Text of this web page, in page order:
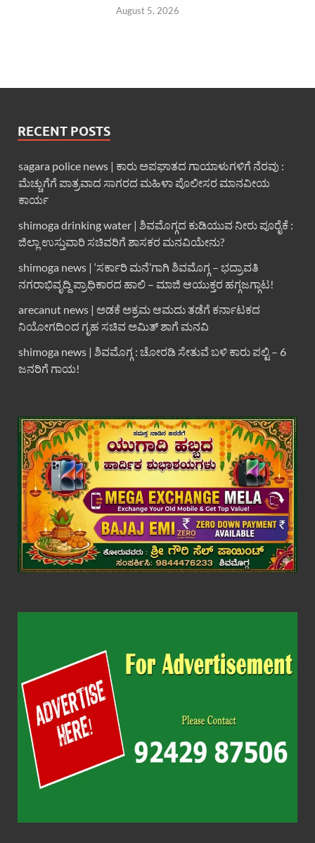
August 5, 2026
RECENT POSTS
sagara police news | ಕಾರು ಅಪಘಾತದ ಗಾಯಾಳುಗಳಿಗೆ ನೆರವು :
ಮೆಚ್ಚುಗೆಗೆ ಪಾತ್ರವಾದ ಸಾಗರದ ಮಹಿಳಾ ಪೊಲೀಸರ ಮಾನವೀಯ
ಕಾರ್ಯ
shimoga drinking water | ಶಿವಮೊಗ್ಗದ ಕುಡಿಯುವ ನೀರು ಪೂರೈಕೆ :
ಜಿಲ್ಲಾ ಉಸ್ತುವಾರಿ ಸಚಿವರಿಗೆ ಶಾಸಕರ ಮನವಿಯೇನು?
shimoga news | ‘ಸರ್ಕಾರಿ ಮನೆ’ಗಾಗಿ ಶಿವಮೊಗ್ಗ – ಭದ್ರಾವತಿ
ನಗರಾಭಿವೃದ್ದಿ ಪ್ರಾಧಿಕಾರದ ಹಾಲಿ – ಮಾಜಿ ಆಯುಕ್ತರ ಹಗ್ಗಜಗ್ಗಾಟ!
arecanut news | ಅಡಕೆ ಅಕ್ರಮ ಆಮದು ತಡೆಗೆ ಕರ್ನಾಟಕದ
ನಿಯೋಗದಿಂದ ಗೃಹ ಸಚಿವ ಅಮಿತ್ ಶಾಗೆ ಮನವಿ
shimoga news | ಶಿವಮೊಗ್ಗ : ಚೋರಡಿ ಸೇತುವೆ ಬಳಿ ಕಾರು ಪಲ್ಟಿ – 6
ಜನರಿಗೆ ಗಾಯ!